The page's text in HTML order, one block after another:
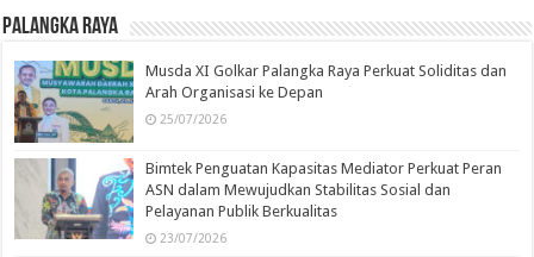
Palangka Raya
Musda XI Golkar Palangka Raya Perkuat Soliditas dan
Arah Organisasi ke Depan
25/07/2026
Bimtek Penguatan Kapasitas Mediator Perkuat Peran
ASN dalam Mewujudkan Stabilitas Sosial dan
Pelayanan Publik Berkualitas
23/07/2026